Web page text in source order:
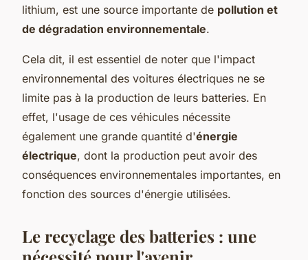
lithium, est une source importante de pollution et
de dégradation environnementale.
Cela dit, il est essentiel de noter que l'impact
environnemental des voitures électriques ne se
limite pas à la production de leurs batteries. En
effet, l'usage de ces véhicules nécessite
également une grande quantité d'énergie
électrique, dont la production peut avoir des
conséquences environnementales importantes, en
fonction des sources d'énergie utilisées.
Le recyclage des batteries : une